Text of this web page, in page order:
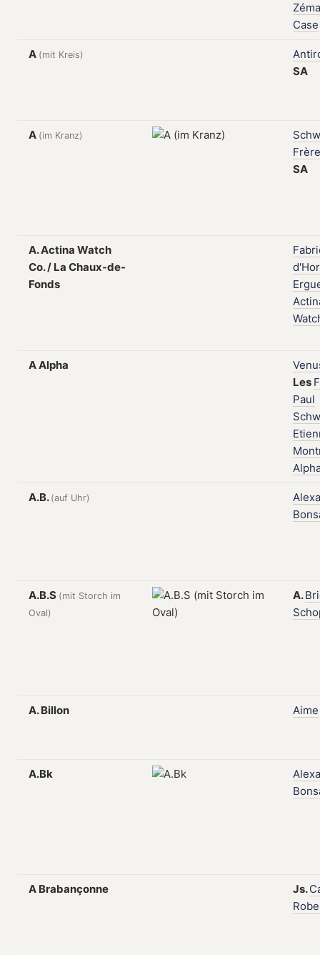
Zéma
Case
A (mit Kreis)
SA
A (im Kranz)
SA
A. Actina Watch
Co. / La Chaux-de-
Fonds
A Alpha
Les
Paul
A.B. (auf Uhr)
A.B.S (mit Storch im
Oval)
A.
A. Billon Aime
A.Bk
A Brabançonne Js.